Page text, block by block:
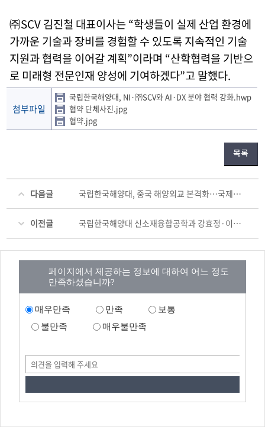
㈜SCV 김진철 대표이사는 “학생들이 실제 산업 환경에
가까운 기술과 장비를 경험할 수 있도록 지속적인 기술
지원과 협력을 이어갈 계획”이라며 “산학협력을 기반으
로 미래형 전문인재 양성에 기여하겠다”고 말했다.
첨부파일
국립한국해양대, NI·㈜SCV와 AI·DX 분야 협력 강화.hwp
협약 단체사진.jpg
협약.jpg
목록
다음글 국립한국해양대, 중국 해양외교 본격화…국제포럼 기조연설·글로벌 해사법 협력 확대
이전글 국립한국해양대 신소재융합공학과 강효정·이두빈 석사과정생, 2026 한국기계가공학회 춘계학술대회 우수상 수상
페이지에서 제공하는 정보에 대하여 어느 정도
만족하셨습니까?
매우만족 만족
보통
불만족
매우불만족